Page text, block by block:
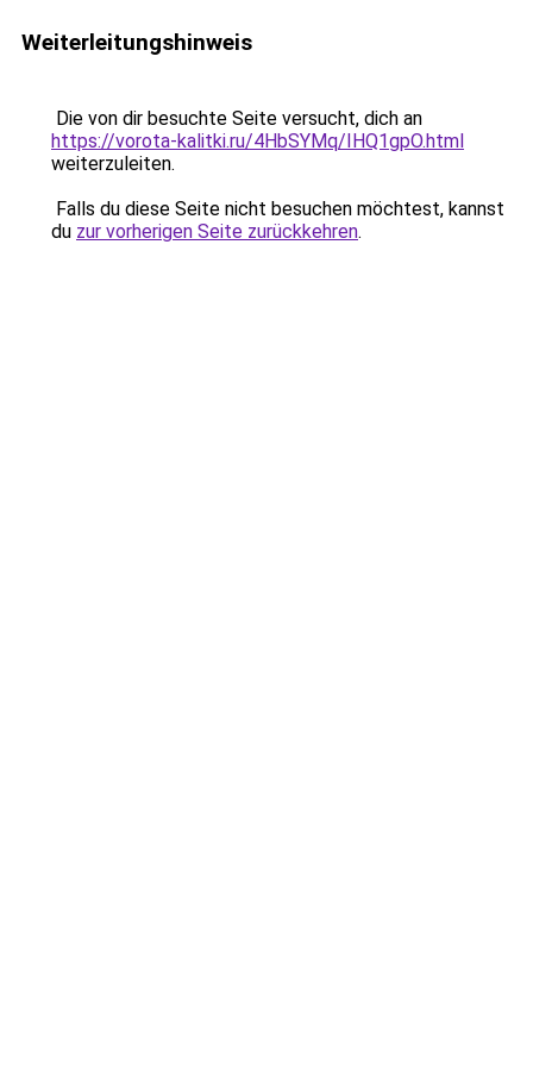
Weiterleitungshinweis
Die von dir besuchte Seite versucht, dich an
https://vorota-kalitki.ru/4HbSYMq/IHQ1gpO.html
weiterzuleiten.
Falls du diese Seite nicht besuchen möchtest, kannst
du zur vorherigen Seite zurückkehren.